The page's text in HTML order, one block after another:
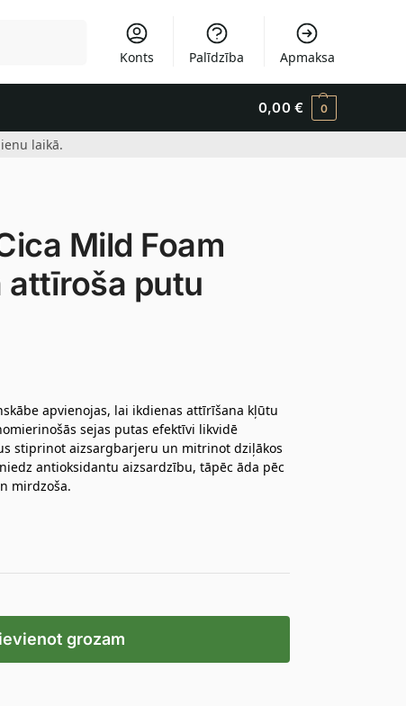
Konts Palīdzība Apmaksa
0,00 € 0
laikā.
Mild Foam
attīroša putu
apvienojas, lai ikdienas attīrīšana kļūtu
sejas putas efektīvi likvidē
stiprinot aizsargbarjeru un mitrinot dziļākos
antioksidantu aizsardzību, tāpēc āda pēc
mirdzoša.
grozam